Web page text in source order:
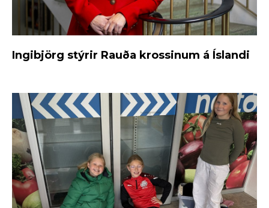
Ingibjörg stýrir Rauða krossinum á Íslandi